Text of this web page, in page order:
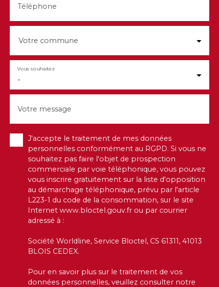
Téléphone
Votre commune
-
Vous souhaitez
Votre message
J'accepte le traitement de mes données
personnelles conformément au RGPD. Si vous ne
souhaitez pas faire l'objet de prospection
commerciale par voie téléphonique, vous pouvez
vous inscrire gratuitement sur la liste d'opposition
au démarchage téléphonique, prévu par l'article
L223-1 du code de la consommation, sur le site
Internet www.bloctel.gouv.fr ou par courrier
adressé à :
Société Worldline, Service Bloctel, CS 61311, 41013
BLOIS CEDEX.
Pour en savoir plus sur le traitement de vos
données personnelles, veuillez consulter notre